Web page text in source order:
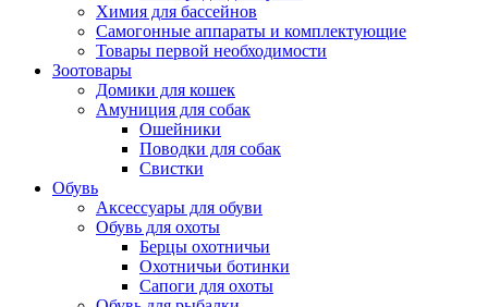
Химия для бассейнов
Самогонные аппараты и комплектующие
Товары первой необходимости
Зоотовары
Домики для кошек
Амуниция для собак
Ошейники
Поводки для собак
Свистки
Обувь
Аксессуары для обуви
Обувь для охоты
Берцы охотничьи
Охотничьи ботинки
Сапоги для охоты